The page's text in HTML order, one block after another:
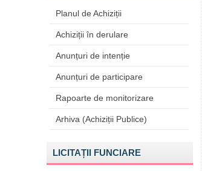
Planul de Achiziții
Achiziții în derulare
Anunțuri de intenție
Anunțuri de participare
Rapoarte de monitorizare
Arhiva (Achiziții Publice)
LICITAȚII FUNCIARE